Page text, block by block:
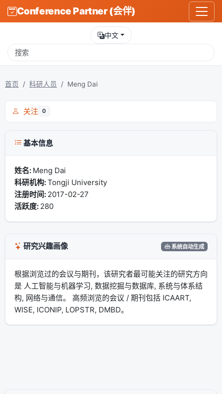
Conference Partner (会伴)
中文
首页 科研人员 Meng Dai
关注 0
基本信息
姓名: Meng Dai
科研机构:Tongji University
注册时间: 2017-02-27
活跃度: 280
研究兴趣画像 系统自动生成
根据浏览过的会议与期刊，该研究者最可能关注的研究方向
是 人工智能与机器学习, 数据挖掘与数据库, 系统与体系结
构, 网络与通信。 高频浏览的会议 / 期刊包括 ICAART,
WISE, ICONIP, LOPSTR, DMBD。